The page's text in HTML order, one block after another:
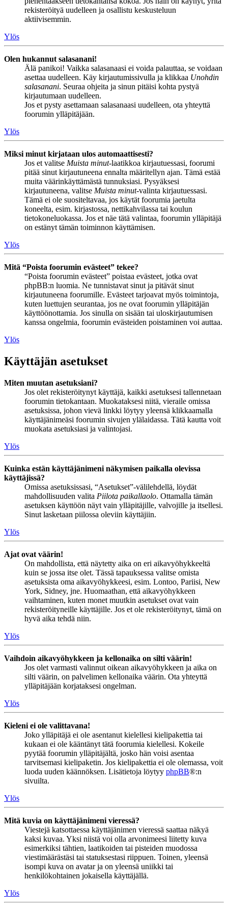
rekisteröityä uudelleen ja osallistu keskusteluun
aktiivisemmin.
Ylös
Olen hukannut salasanani!
Älä panikoi! Vaikka salasanaasi ei voida palauttaa, se voidaan
asettaa uudelleen. Käy kirjautumissivulla ja klikkaa Unohdin
salasanani. Seuraa ohjeita ja sinun pitäisi kohta pystyä
kirjautumaan uudelleen.
Jos et pysty asettamaan salasanaasi uudelleen, ota yhteyttä
foorumin ylläpitäjään.
Ylös
Miksi minut kirjataan ulos automaattisesti?
Jos et valitse Muista minut-laatikkoa kirjautuessasi, foorumi
pitää sinut kirjautuneena ennalta määritellyn ajan. Tämä estää
muita väärinkäyttämästä tunnuksiasi. Pysyäksesi
kirjautuneena, valitse Muista minut-valinta kirjautuessasi.
Tämä ei ole suositeltavaa, jos käytät foorumia jaetulta
koneelta, esim. kirjastossa, nettikahvilassa tai koulun
tietokoneluokassa. Jos et näe tätä valintaa, foorumin ylläpitäjä
on estänyt tämän toiminnon käyttämisen.
Ylös
Mitä “Poista foorumin evästeet” tekee?
“Poista foorumin evästeet” poistaa evästeet, jotka ovat
phpBB:n luomia. Ne tunnistavat sinut ja pitävät sinut
kirjautuneena foorumille. Evästeet tarjoavat myös toimintoja,
kuten luettujen seurantaa, jos ne ovat foorumin ylläpitäjän
käyttöönottamia. Jos sinulla on sisään tai uloskirjautumisen
kanssa ongelmia, foorumin evästeiden poistaminen voi auttaa.
Ylös
Käyttäjän asetukset
Miten muutan asetuksiani?
Jos olet rekisteröitynyt käyttäjä, kaikki asetuksesi tallennetaan
foorumin tietokantaan. Muokataksesi niitä, vieraile omissa
asetuksissa, johon vievä linkki löytyy yleensä klikkaamalla
käyttäjänimeäsi foorumin sivujen ylälaidassa. Tätä kautta voit
muokata asetuksiasi ja valintojasi.
Ylös
Kuinka estän käyttäjänimeni näkymisen paikalla olevissa
käyttäjissä?
Omissa asetuksissasi, “Asetukset”-välilehdellä, löydät
mahdollisuuden valita Piilota paikallaolo. Ottamalla tämän
asetuksen käyttöön näyt vain ylläpitäjille, valvojille ja itsellesi.
Sinut lasketaan piilossa oleviin käyttäjiin.
Ylös
Ajat ovat väärin!
On mahdollista, että näytetty aika on eri aikavyöhykkeeltä
kuin se jossa itse olet. Tässä tapauksessa valitse omista
asetuksista oma aikavyöhykkeesi, esim. Lontoo, Pariisi, New
York, Sidney, jne. Huomaathan, että aikavyöhykkeen
vaihtaminen, kuten monet muutkin asetukset ovat vain
rekisteröityneille käyttäjille. Jos et ole rekisteröitynyt, tämä on
hyvä aika tehdä niin.
Ylös
Vaihdoin aikavyöhykkeen ja kellonaika on silti väärin!
Jos olet varmasti valinnut oikean aikavyöhykkeen ja aika on
silti väärin, on palvelimen kellonaika väärin. Ota yhteyttä
ylläpitäjään korjataksesi ongelman.
Ylös
Kieleni ei ole valittavana!
Joko ylläpitäjä ei ole asentanut kielellesi kielipakettia tai
kukaan ei ole kääntänyt tätä foorumia kielellesi. Kokeile
pyytää foorumin ylläpitäjältä, josko hän voisi asentaa
tarvitsemasi kielipaketin. Jos kielipakettia ei ole olemassa, voit
luoda uuden käännöksen. Lisätietoja löytyy phpBB®:n
sivuilta.
Ylös
Mitä kuvia on käyttäjänimeni vieressä?
Viestejä katsottaessa käyttäjänimen vieressä saattaa näkyä
kaksi kuvaa. Yksi niistä voi olla arvonimeesi liitetty kuva
esimerkiksi tähtien, laatikoiden tai pisteiden muodossa
viestimäärästäsi tai statuksestasi riippuen. Toinen, yleensä
isompi kuva on avatar ja on yleensä uniikki tai
henkilökohtainen jokaisella käyttäjällä.
Ylös